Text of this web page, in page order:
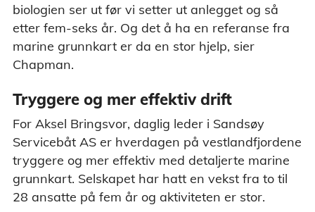
biologien ser ut før vi setter ut anlegget og så
etter fem-seks år. Og det å ha en referanse fra
marine grunnkart er da en stor hjelp, sier
Chapman.
Tryggere og mer effektiv drift
For Aksel Bringsvor, daglig leder i Sandsøy
Servicebåt AS er hverdagen på vestlandfjordene
tryggere og mer effektiv med detaljerte marine
grunnkart. Selskapet har hatt en vekst fra to til
28 ansatte på fem år og aktiviteten er stor.